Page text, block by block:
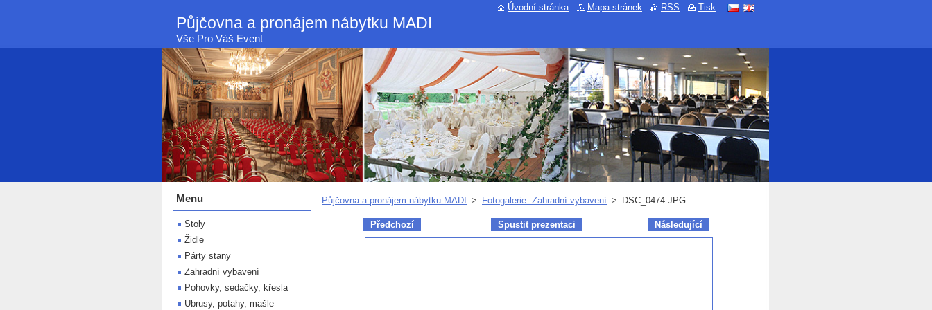
Půjčovna a pronájem nábytku MADI
Vše Pro Váš Event
Půjčovna a pronájem nábytku MADI > Fotogalerie: Zahradní vybavení > DSC_0474.JPG
Předchozí Spustit prezentaci Následující
Menu
Stoly
Židle
Párty stany
Zahradní vybavení
Pohovky, sedačky, křesla
Ubrusy, potahy, mašle
Úvodní stránka Mapa stránek RSS Tisk